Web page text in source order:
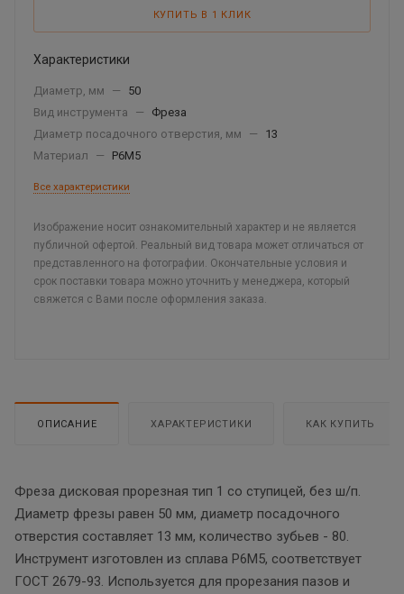
КУПИТЬ В 1 КЛИК
Характеристики
Диаметр, мм —
50
Вид инструмента
—
Фреза
Диаметр посадочного отверстия, мм
—
13
Материал
— Р6М5
Все характеристики
Изображение носит ознакомительный характер и не является
публичной офертой. Реальный вид товара может отличаться от
представленного на фотографии. Окончательные условия и
срок поставки товара можно уточнить у менеджера, который
свяжется с Вами после оформления заказа.
ОПИСАНИЕ ХАРАКТЕРИСТИКИ КАК КУПИТЬ
Фреза дисковая прорезная тип 1 со ступицей, без ш/п.
Диаметр фрезы равен 50 мм, диаметр посадочного
отверстия составляет 13 мм, количество зубьев - 80.
Инструмент изготовлен из сплава Р6М5, соответствует
ГОСТ 2679-93. Используется для прорезания пазов и